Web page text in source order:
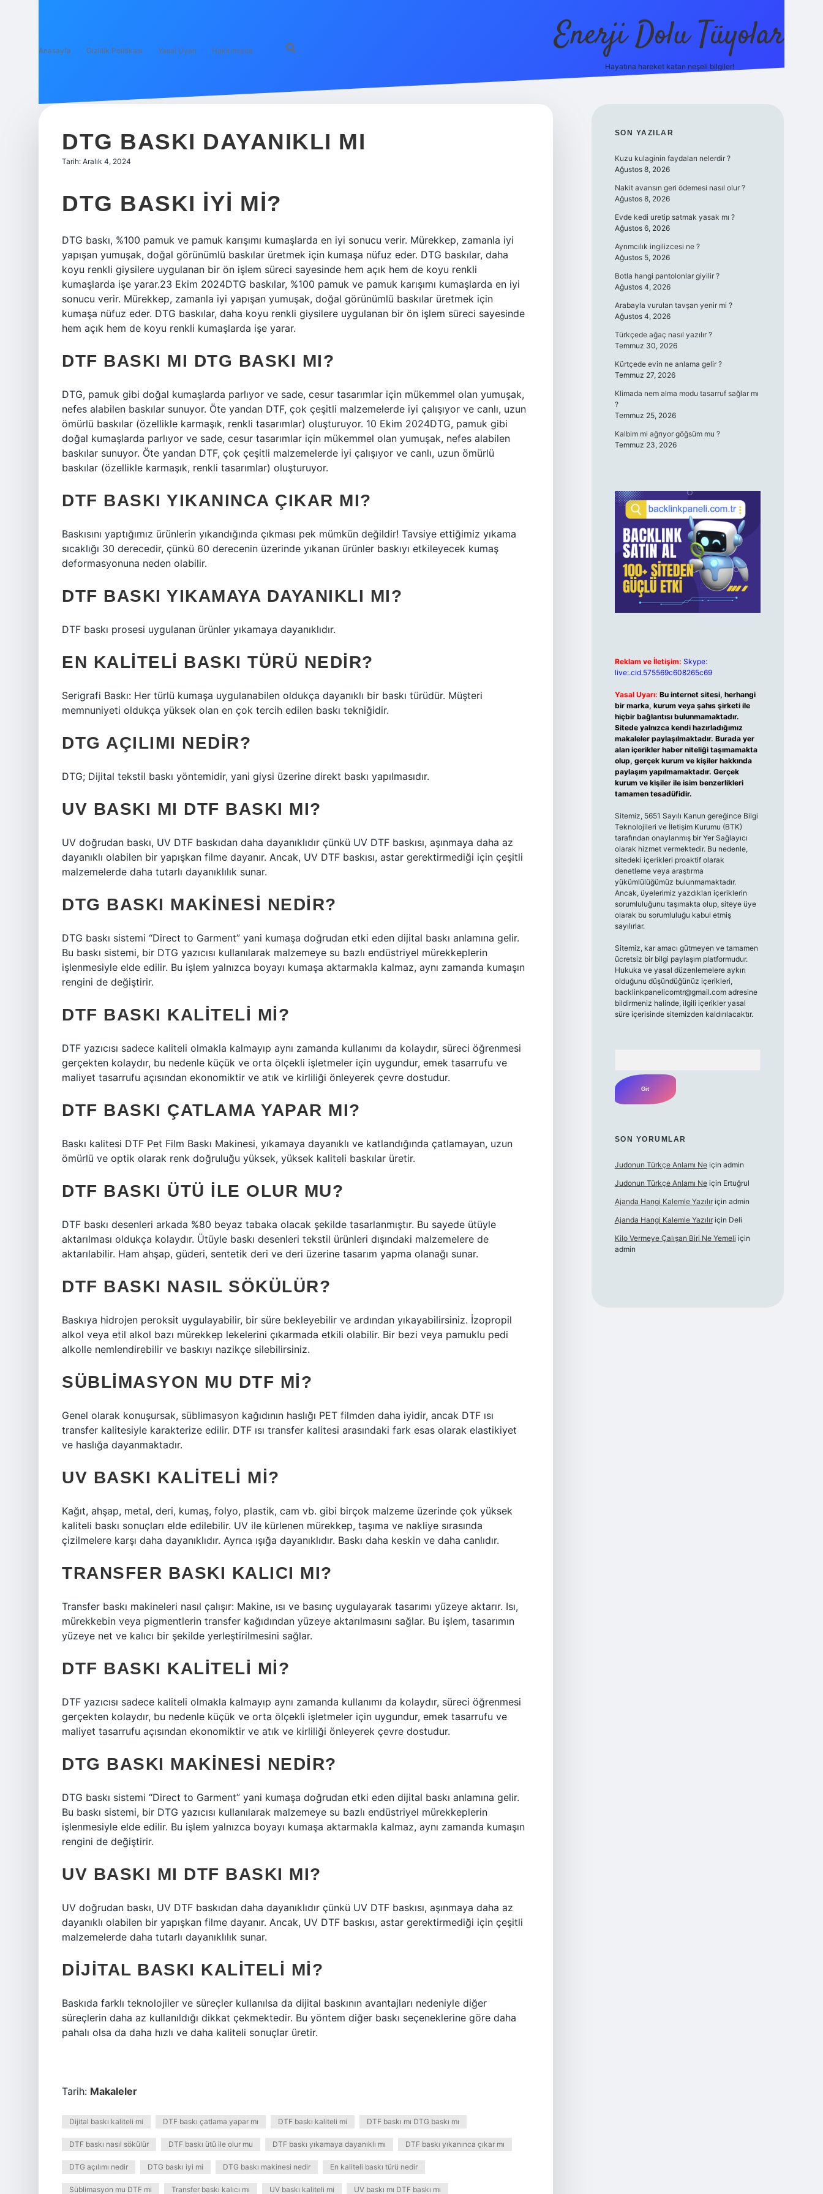
Anasayfa Gizlilik Politikası Yasal Uyarı Hakkımızda Enerji Dolu Tüyolar
Hayatına hareket katan neşeli bilgiler!
DTG BASKI DAYANIKLI MI
Tarih: Aralık 4, 2024
DTG BASKI IYI MI?
DTG baskı, %100 pamuk ve pamuk karışımı kumaşlarda en iyi sonucu verir. Mürekkep, zamanla iyi
yapışan yumuşak, doğal görünümlü baskılar üretmek için kumaşa nüfuz eder. DTG baskılar, daha
koyu renkli giysilere uygulanan bir ön işlem süreci sayesinde hem açık hem de koyu renkli
kumaşlarda işe yarar.23 Ekim 2024DTG baskılar, %100 pamuk ve pamuk karışımı kumaşlarda en iyi
sonucu verir. Mürekkep, zamanla iyi yapışan yumuşak, doğal görünümlü baskılar üretmek için
kumaşa nüfuz eder. DTG baskılar, daha koyu renkli giysilere uygulanan bir ön işlem süreci sayesinde
hem açık hem de koyu renkli kumaşlarda işe yarar.
DTF BASKI MI DTG BASKI MI?
DTG, pamuk gibi doğal kumaşlarda parlıyor ve sade, cesur tasarımlar için mükemmel olan yumuşak,
nefes alabilen baskılar sunuyor. Öte yandan DTF, çok çeşitli malzemelerde iyi çalışıyor ve canlı, uzun
ömürlü baskılar (özellikle karmaşık, renkli tasarımlar) oluşturuyor. 10 Ekim 2024DTG, pamuk gibi
doğal kumaşlarda parlıyor ve sade, cesur tasarımlar için mükemmel olan yumuşak, nefes alabilen
baskılar sunuyor. Öte yandan DTF, çok çeşitli malzemelerde iyi çalışıyor ve canlı, uzun ömürlü
baskılar (özellikle karmaşık, renkli tasarımlar) oluşturuyor.
DTF BASKI YIKANINCA ÇIKAR MI?
Baskısını yaptığımız ürünlerin yıkandığında çıkması pek mümkün değildir! Tavsiye ettiğimiz yıkama
sıcaklığı 30 derecedir, çünkü 60 derecenin üzerinde yıkanan ürünler baskıyı etkileyecek kumaş
deformasyonuna neden olabilir.
DTF BASKI YIKAMAYA DAYANIKLI MI?
DTF baskı prosesi uygulanan ürünler yıkamaya dayanıklıdır.
EN KALITELI BASKI TÜRÜ NEDIR?
Serigrafi Baskı: Her türlü kumaşa uygulanabilen oldukça dayanıklı bir baskı türüdür. Müşteri
memnuniyeti oldukça yüksek olan en çok tercih edilen baskı tekniğidir.
DTG AÇILIMI NEDIR?
DTG; Dijital tekstil baskı yöntemidir, yani giysi üzerine direkt baskı yapılmasıdır.
UV BASKI MI DTF BASKI MI?
UV doğrudan baskı, UV DTF baskıdan daha dayanıklıdır çünkü UV DTF baskısı, aşınmaya daha az
dayanıklı olabilen bir yapışkan filme dayanır. Ancak, UV DTF baskısı, astar gerektirmediği için çeşitli
malzemelerde daha tutarlı dayanıklılık sunar.
DTG BASKI MAKINESI NEDIR?
DTG baskı sistemi “Direct to Garment” yani kumaşa doğrudan etki eden dijital baskı anlamına gelir.
Bu baskı sistemi, bir DTG yazıcısı kullanılarak malzemeye su bazlı endüstriyel mürekkeplerin
işlenmesiyle elde edilir. Bu işlem yalnızca boyayı kumaşa aktarmakla kalmaz, aynı zamanda kumaşın
rengini de değiştirir.
DTF BASKI KALITELI MI?
DTF yazıcısı sadece kaliteli olmakla kalmayıp aynı zamanda kullanımı da kolaydır, süreci öğrenmesi
gerçekten kolaydır, bu nedenle küçük ve orta ölçekli işletmeler için uygundur, emek tasarrufu ve
maliyet tasarrufu açısından ekonomiktir ve atık ve kirliliği önleyerek çevre dostudur.
DTF BASKI ÇATLAMA YAPAR MI?
Baskı kalitesi DTF Pet Film Baskı Makinesi, yıkamaya dayanıklı ve katlandığında çatlamayan, uzun
ömürlü ve optik olarak renk doğruluğu yüksek, yüksek kaliteli baskılar üretir.
DTF BASKI ÜTÜ ILE OLUR MU?
DTF baskı desenleri arkada %80 beyaz tabaka olacak şekilde tasarlanmıştır. Bu sayede ütüyle
aktarılması oldukça kolaydır. Ütüyle baskı desenleri tekstil ürünleri dışındaki malzemelere de
aktarılabilir. Ham ahşap, güderi, sentetik deri ve deri üzerine tasarım yapma olanağı sunar.
DTF BASKI NASIL SÖKÜLÜR?
Baskıya hidrojen peroksit uygulayabilir, bir süre bekleyebilir ve ardından yıkayabilirsiniz. İzopropil
alkol veya etil alkol bazı mürekkep lekelerini çıkarmada etkili olabilir. Bir bezi veya pamuklu pedi
alkolle nemlendirebilir ve baskıyı nazikçe silebilirsiniz.
SÜBLIMASYON MU DTF MI?
Genel olarak konuşursak, süblimasyon kağıdının haslığı PET filmden daha iyidir, ancak DTF ısı
transfer kalitesiyle karakterize edilir. DTF ısı transfer kalitesi arasındaki fark esas olarak elastikiyet
ve haslığa dayanmaktadır.
UV BASKI KALITELI MI?
Kağıt, ahşap, metal, deri, kumaş, folyo, plastik, cam vb. gibi birçok malzeme üzerinde çok yüksek
kaliteli baskı sonuçları elde edilebilir. UV ile kürlenen mürekkep, taşıma ve nakliye sırasında
çizilmelere karşı daha dayanıklıdır. Ayrıca ışığa dayanıklıdır. Baskı daha keskin ve daha canlıdır.
TRANSFER BASKI KALICI MI?
Transfer baskı makineleri nasıl çalışır: Makine, ısı ve basınç uygulayarak tasarımı yüzeye aktarır. Isı,
mürekkebin veya pigmentlerin transfer kağıdından yüzeye aktarılmasını sağlar. Bu işlem, tasarımın
yüzeye net ve kalıcı bir şekilde yerleştirilmesini sağlar.
DTF BASKI KALITELI MI?
DTF yazıcısı sadece kaliteli olmakla kalmayıp aynı zamanda kullanımı da kolaydır, süreci öğrenmesi
gerçekten kolaydır, bu nedenle küçük ve orta ölçekli işletmeler için uygundur, emek tasarrufu ve
maliyet tasarrufu açısından ekonomiktir ve atık ve kirliliği önleyerek çevre dostudur.
DTG BASKI MAKINESI NEDIR?
DTG baskı sistemi “Direct to Garment” yani kumaşa doğrudan etki eden dijital baskı anlamına gelir.
Bu baskı sistemi, bir DTG yazıcısı kullanılarak malzemeye su bazlı endüstriyel mürekkeplerin
işlenmesiyle elde edilir. Bu işlem yalnızca boyayı kumaşa aktarmakla kalmaz, aynı zamanda kumaşın
rengini de değiştirir.
UV BASKI MI DTF BASKI MI?
UV doğrudan baskı, UV DTF baskıdan daha dayanıklıdır çünkü UV DTF baskısı, aşınmaya daha az
dayanıklı olabilen bir yapışkan filme dayanır. Ancak, UV DTF baskısı, astar gerektirmediği için çeşitli
malzemelerde daha tutarlı dayanıklılık sunar.
DIJITAL BASKI KALITELI MI?
Baskıda farklı teknolojiler ve süreçler kullanılsa da dijital baskının avantajları nedeniyle diğer
süreçlerin daha az kullanıldığı dikkat çekmektedir. Bu yöntem diğer baskı seçeneklerine göre daha
pahalı olsa da daha hızlı ve daha kaliteli sonuçlar üretir.
Tarih: Makaleler
Dijital baskı kaliteli mi DTF baskı çatlama yapar mı DTF baskı kaliteli mi DTF baskı mı DTG baskı mı
DTF baskı nasıl sökülür DTF baskı ütü ile olur mu DTF baskı yıkamaya dayanıklı mı DTF baskı yıkanınca çıkar mı
DTG açılımı nedir DTG baskı iyi mi DTG baskı makinesi nedir En kaliteli baskı türü nedir
Süblimasyon mu DTF mi Transfer baskı kalıcı mı UV baskı kaliteli mi UV baskı mı DTF baskı mı
SIDEBAR
SON YAZILAR
Kuzu kulaginin faydaları nelerdir ?
Ağustos 8, 2026
Nakit avansın geri ödemesi nasıl olur ?
Ağustos 8, 2026
Evde kedi uretip satmak yasak mı ?
Ağustos 6, 2026
Ayrımcılık ingilizcesi ne ?
Ağustos 5, 2026
Botla hangi pantolonlar giyilir ?
Ağustos 4, 2026
Arabayla vurulan tavşan yenir mi ?
Ağustos 4, 2026
Türkçede ağaç nasıl yazılır ?
Temmuz 30, 2026
Kürtçede evin ne anlama gelir ?
Temmuz 27, 2026
Klimada nem alma modu tasarruf sağlar mı
?
Temmuz 25, 2026
Kalbim mi ağrıyor göğsüm mu ?
Temmuz 23, 2026
Reklam ve İletişim: Skype:
live:.cid.575569c608265c69
Yasal Uyarı: Bu internet sitesi, herhangi
bir marka, kurum veya şahıs şirketi ile
hiçbir bağlantısı bulunmamaktadır.
Sitede yalnızca kendi hazırladığımız
makaleler paylaşılmaktadır. Burada yer
alan içerikler haber niteliği taşımamakta
olup, gerçek kurum ve kişiler hakkında
paylaşım yapılmamaktadır. Gerçek
kurum ve kişiler ile isim benzerlikleri
tamamen tesadüfidir.
Sitemiz, 5651 Sayılı Kanun gereğince Bilgi
Teknolojileri ve İletişim Kurumu (BTK)
tarafından onaylanmış bir Yer Sağlayıcı
olarak hizmet vermektedir. Bu nedenle,
sitedeki içerikleri proaktif olarak
denetleme veya araştırma
yükümlülüğümüz bulunmamaktadır.
Ancak, üyelerimiz yazdıkları içeriklerin
sorumluluğunu taşımakta olup, siteye üye
olarak bu sorumluluğu kabul etmiş
sayılırlar.
Sitemiz, kar amacı gütmeyen ve tamamen
ücretsiz bir bilgi paylaşım platformudur.
Hukuka ve yasal düzenlemelere aykırı
olduğunu düşündüğünüz içerikleri,
backlinkpanelicomtr@gmail.comadresine
bildirmeniz halinde, ilgili içerikler yasal
süre içerisinde sitemizden kaldırılacaktır.
SON YORUMLAR
Judonun Türkçe Anlamı Neiçin admin
Judonun Türkçe Anlamı Neiçin Ertuğrul
Ajanda Hangi Kalemle Yazılıriçin admin
Ajanda Hangi Kalemle Yazılıriçin Deli
Kilo Vermeye Çalışan Biri Ne Yemeli için
admin